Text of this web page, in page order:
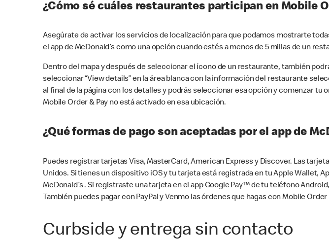
¿Cómo sé cuáles restaurantes participan en Mobile
Asegúrate de activar los servicios de localización para que podamos mostrarte
el app de McDonald’s como una opción cuando estés a menos de 5 millas de un
Dentro del mapa y después de seleccionar el ícono de un restaurante, también
seleccionar “View details” en la área blanca con la información del restaurante
al final de la página con los detalles y podrás seleccionar esa opción y comenzar tu
Mobile Order & Pay no está activado en esa ubicación.
¿Qué formas de pago son aceptadas por el app de
Puedes registrar tarjetas Visa, MasterCard, American Express y Discover. Las
Unidos. Si tienes un dispositivo iOS y tu tarjeta está registrada en tu Apple Wallet,
McDonald’s . Si registraste una tarjeta en el app Google Pay™ de tu teléfono
También puedes pagar con PayPal y Venmo las órdenes que hagas con Mobile Order
Curbside y entrega sin contacto